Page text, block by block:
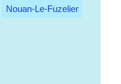
Nouan-Le-Fuzelier